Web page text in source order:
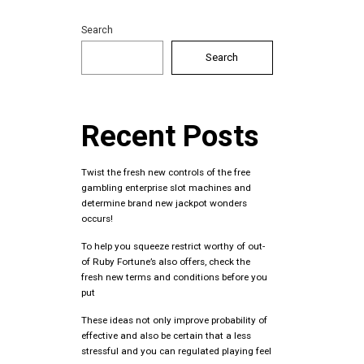
Search
Search
Recent Posts
Twist the fresh new controls of the free
gambling enterprise slot machines and
determine brand new jackpot wonders
occurs!
To help you squeeze restrict worthy of out-
of Ruby Fortune’s also offers, check the
fresh new terms and conditions before you
put
These ideas not only improve probability of
effective and also be certain that a less
stressful and you can regulated playing feel